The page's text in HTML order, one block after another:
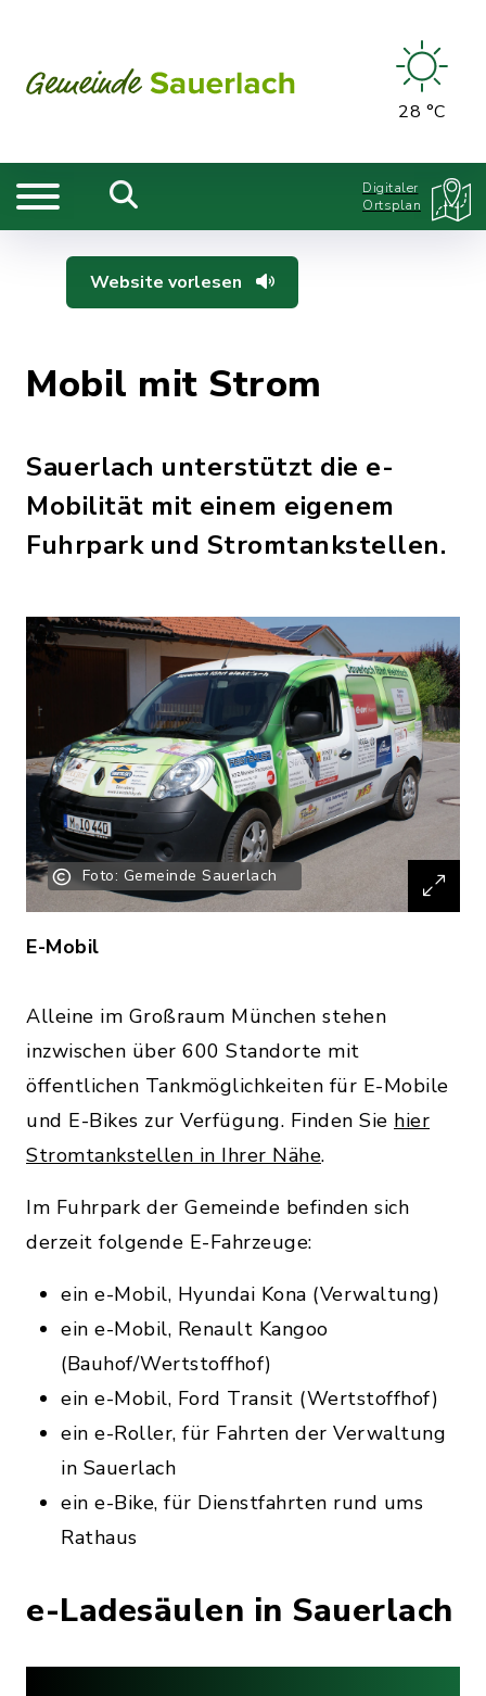
28 °C
Digitaler
Ortsplan
Website vorlesen
Mobil mit Strom
Sauerlach unterstützt die e-
Mobilität mit einem eigenem
Fuhrpark und Stromtankstellen.
Foto: Gemeinde Sauerlach
E-Mobil
Alleine im Großraum München stehen
inzwischen über 600 Standorte mit
öffentlichen Tankmöglichkeiten für E-Mobile
und E-Bikes zur Verfügung. Finden Sie hier
Stromtankstellen in Ihrer Nähe.
Im Fuhrpark der Gemeinde befinden sich
derzeit folgende E-Fahrzeuge:
ein e-Mobil, Hyundai Kona (Verwaltung)
ein e-Mobil, Renault Kangoo
(Bauhof/Wertstoffhof)
ein e-Mobil, Ford Transit (Wertstoffhof)
ein e-Roller, für Fahrten der Verwaltung
in Sauerlach
ein e-Bike, für Dienstfahrten rund ums
Rathaus
e-Ladesäulen in Sauerlach